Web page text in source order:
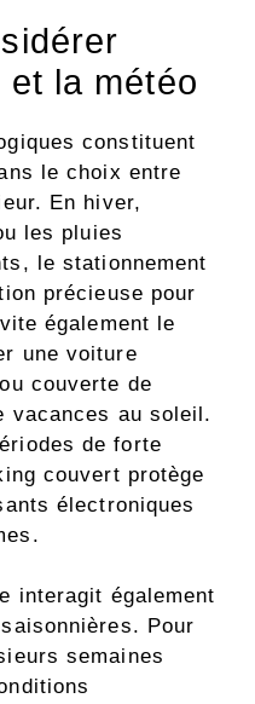
la météo
constituent
le choix entre
En hiver,
les pluies
le stationnement
précieuse pour
également le
une voiture
couverte de
vacances au soleil.
de forte
couvert protège
électroniques
interagit également
Pour
semaines